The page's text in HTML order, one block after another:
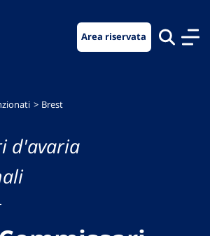
Area riservata
Brest
d'avaria